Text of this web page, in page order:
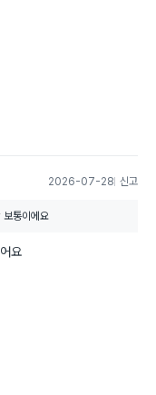
2026-07-28 신고
보통이에요
요